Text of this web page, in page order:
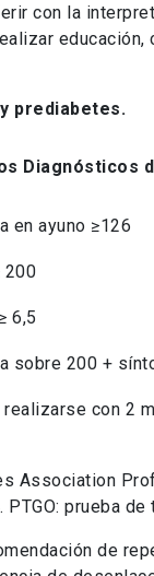
con la
prediabetes.
Diagnósticos
en ayuno ≥126
200
6,5
sobre 200 +
con 2
Association
prueba
de